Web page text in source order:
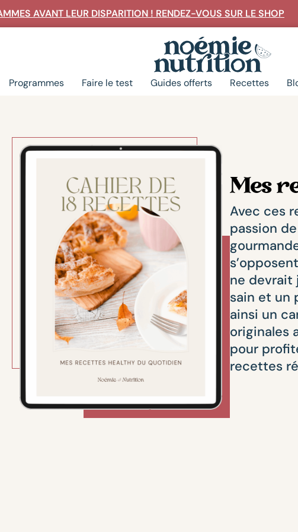
AVANT LEUR DISPARITION ! RENDEZ-VOUS SUR LE SHOP
:
Rechercher
Programmes Faire le test Guides offerts Recettes
Mes
Avec ces
passion
ne devrait
sain et un
ainsi un
originales
pour
recettes